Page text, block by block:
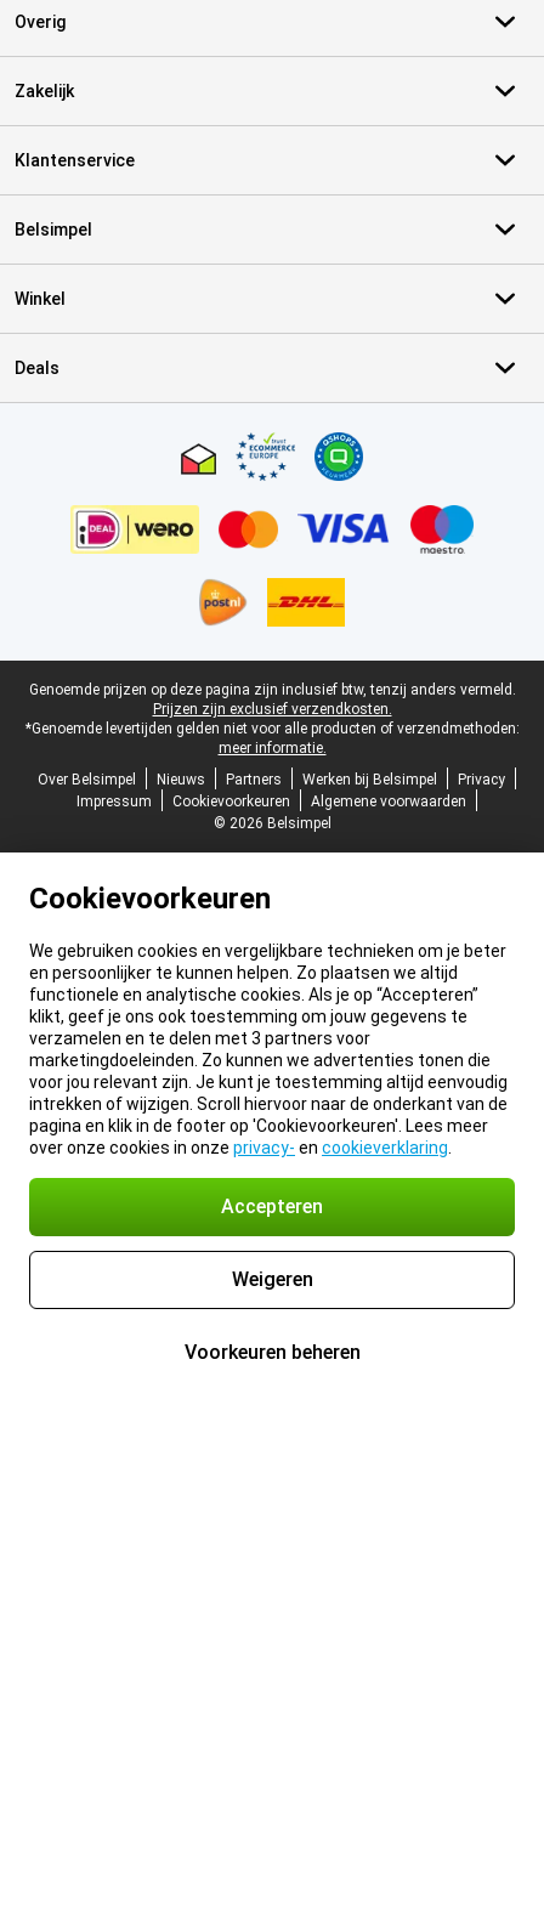
Overig
Zakelijk
Klantenservice
Belsimpel
Winkel
Deals
Juridische voettekst
Genoemde prijzen op deze pagina zijn inclusief btw, tenzij anders vermeld.
Prijzen zijn exclusief verzendkosten.
*Genoemde levertijden gelden niet voor alle producten of verzendmethoden:
meer informatie.
Over Belsimpel
Nieuws Partners Werken bij Belsimpel
Privacy
Impressum
Cookievoorkeuren
Algemene voorwaarden
© 2026 Belsimpel
Cookievoorkeuren
We gebruiken cookies en vergelijkbare technieken om je beter
en persoonlijker te kunnen helpen. Zo plaatsen we altijd
functionele en analytische cookies. Als je op “Accepteren”
klikt, geef je ons ook toestemming om jouw gegevens te
verzamelen en te delen met 3 partners voor
marketingdoeleinden. Zo kunnen we advertenties tonen die
voor jou relevant zijn. Je kunt je toestemming altijd eenvoudig
intrekken of wijzigen. Scroll hiervoor naar de onderkant van de
pagina en klik in de footer op 'Cookievoorkeuren'. Lees meer
over onze cookies in onze privacy- en cookieverklaring
Accepteren
Weigeren
Voorkeuren beheren